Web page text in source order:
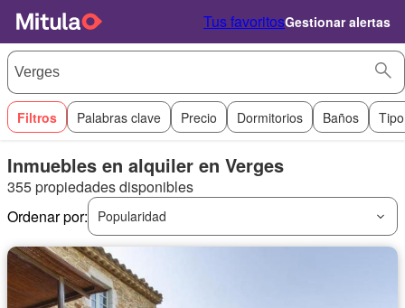
Tus favoritosGestionar alertas
Filtros Palabras clave Precio Dormitorios Baños
Inmuebles en alquiler en Verges
355 propiedades disponibles
Ordenar por:
Popularidad